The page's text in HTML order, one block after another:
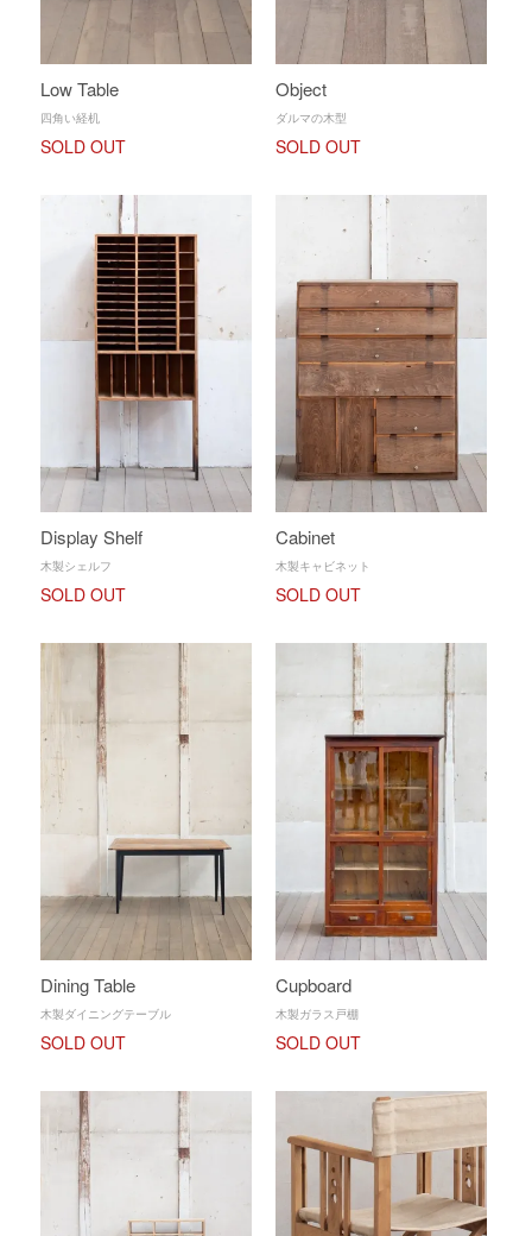
Low Table
四角い経机
SOLD OUT
Object
ダルマの木型
SOLD OUT
Display Shelf
木製シェルフ
SOLD OUT
Cabinet
木製キャビネット
SOLD OUT
Dining Table
木製ダイニングテーブル
SOLD OUT
Cupboard
木製ガラス戸棚
SOLD OUT